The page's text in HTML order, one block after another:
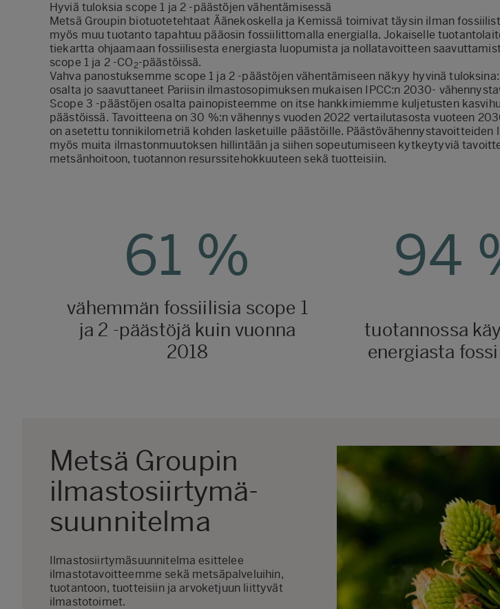
Hyviä tuloksia scope 1 ja 2 -päästöjen vähentämisessä
Metsä Groupin biotuotetehtaat Äänekoskella ja Kemissä toimivat täysin ilman
myös muu tuotanto tapahtuu pääosin fossiilittomalla energialla. Jokaiselle
tiekartta ohjaamaan fossiilisesta energiasta luopumista ja nollatavoitteen
scope 1 ja 2 -CO2-päästöissä.
Vahva panostuksemme scope 1 ja 2 -päästöjen vähentämiseen näkyy hyvinä
osalta jo saavuttaneet Pariisin ilmastosopimuksen mukaisen IPCC:n 2030-
Scope 3 -päästöjen osalta painopisteemme on itse hankkimiemme kuljetusten
päästöissä. Tavoitteena on 30 %:n vähennys vuoden 2022 vertailutasosta vuoteen
on asetettu tonnikilometriä kohden lasketuille päästöille. Päästövähennystavoitteiden
myös muita ilmastonmuutoksen hillintään ja siihen sopeutumiseen kytkeytyviä
metsänhoitoon, tuotannon resurssitehokkuuteen sekä tuotteisiin.
61 %
vähemmän fossiilisia scope 1
ja 2 -päästöjä kuin vuonna
2018
94
tuotannossa
energiasta
Metsä Groupin
ilmastosiirtymä-
suunnitelma
Ilmastosiirtymäsuunnitelma esittelee
ilmastotavoitteemme sekä metsäpalveluihin,
tuotantoon, tuotteisiin ja arvoketjuun liittyvät
ilmastotoimet.